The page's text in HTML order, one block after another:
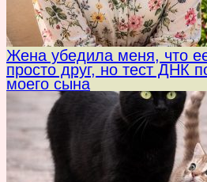
Жена убедила меня, что
просто друг, но тест ДНК
моего сына